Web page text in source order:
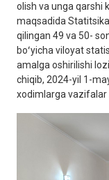
olish va unga qarshi
maqsadida
qilingan 49 va 50-
boʻyicha viloyat
amalga oshirilishi
chiqib, 2024-yil 1-
xodimlarga vazifalar